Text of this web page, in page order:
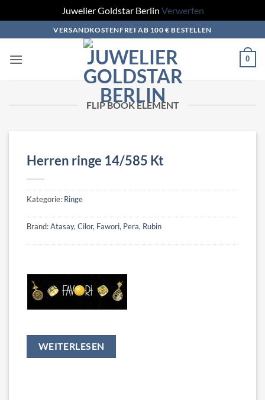
Juwelier Goldstar Berlin Verwerfen
Inhalt
springen
VERSANDKOSTENFREI AB 100 € BESTELLEN
0
FLIP BOOK ELEMENT
Herren ringe 14/585 Kt
Kategorie: Ringe
Brand:Atasay, Cilor, Fawori, Pera, Rubin
WEITERLESEN